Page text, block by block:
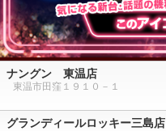
ナングン 東温店
東温市田窪１９１０－１
グランディールロッキー三島店